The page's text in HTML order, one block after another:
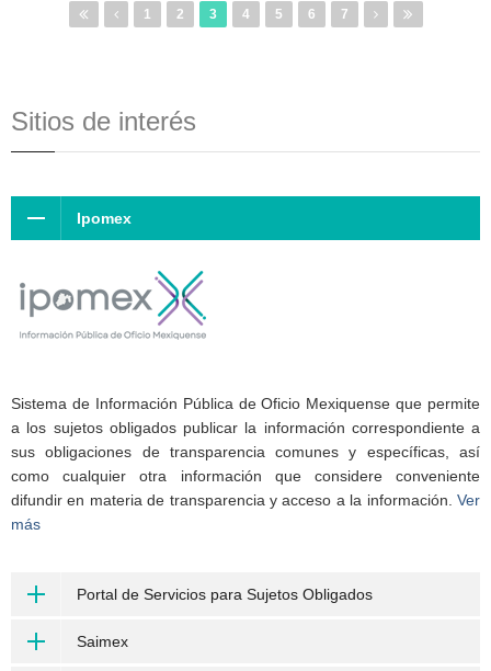
1 2 3 4 5 6 7
Sitios de interés
Ipomex
Sistema de Información Pública de Oficio Mexiquense que permite
a los sujetos obligados publicar la información correspondiente a
sus obligaciones de transparencia comunes y específicas, así
como cualquier otra información que considere conveniente
difundir en materia de transparencia y acceso a la información. Ver
más
Portal de Servicios para Sujetos Obligados
Saimex